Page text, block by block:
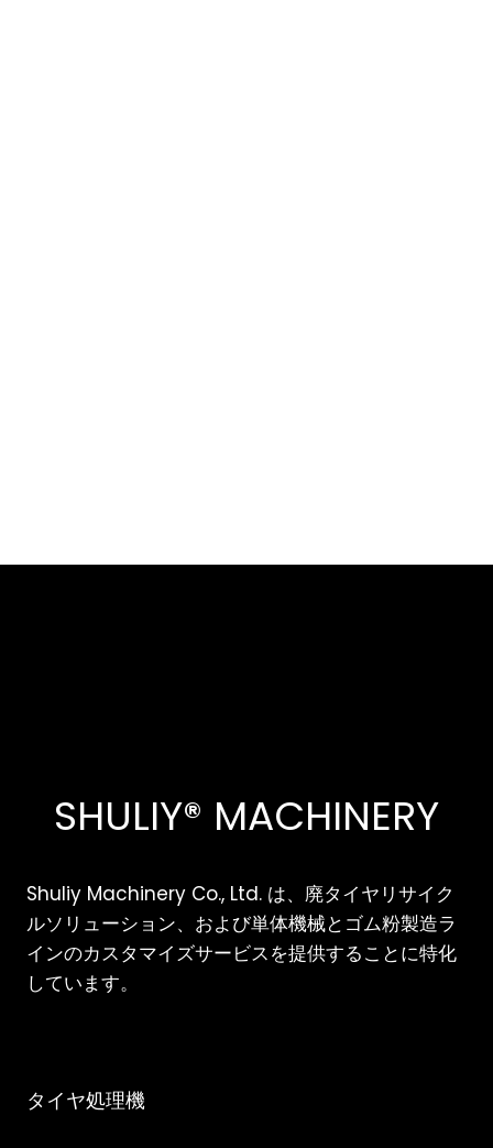
SHULIY® MACHINERY
Shuliy Machinery Co., Ltd. は、廃タイヤリサイク
ルソリューション、および単体機械とゴム粉製造ラ
インのカスタマイズサービスを提供することに特化
しています。
タイヤ処理機